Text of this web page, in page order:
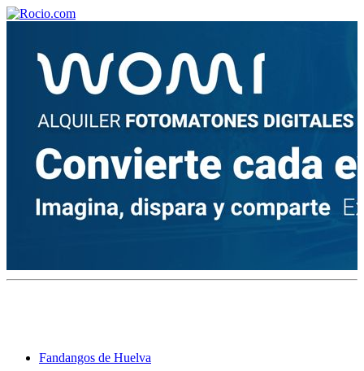
Fandangos de Huelva
¡Bienvenido! Soy el asistente virtual de rocio.com.
¿En qué puedo ayudarte?
¿Cuándo se construyó la primera ermita?